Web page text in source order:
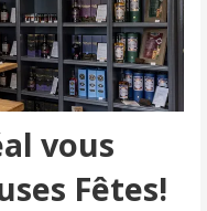
vous
Fêtes!